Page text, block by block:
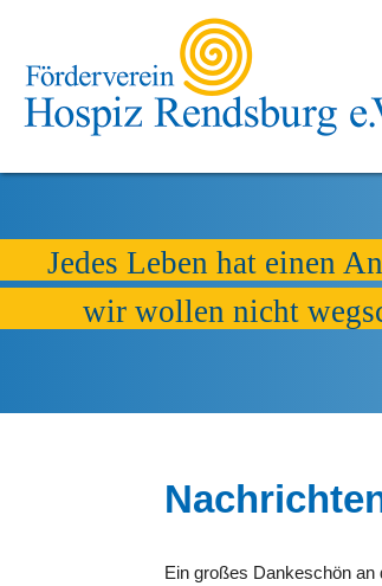
Jedes Leben hat einen
wir wollen nicht
Ein großes Dankeschön an